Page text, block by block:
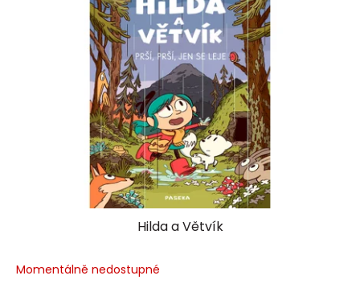
Hilda a Větvík
Momentálně nedostupné